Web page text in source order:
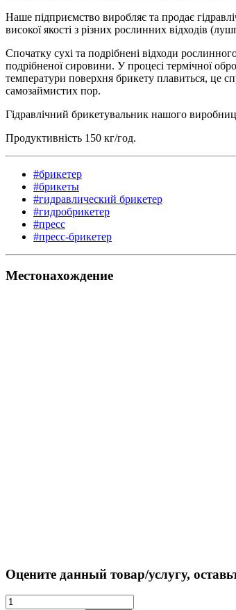
Наше підприємство виробляє та продає
високої якості з різних рослинних відходів
Спочатку сухі та подрібнені відходи
подрібненої сировини. У процесі термічної
температури поверхня брикету плавиться, це
самозаймистих пор.
Гідравлічний брикетувальник нашого
Продуктивність 150 кг/год.
#брикетер
#брикеты
#гидравлический брикетер
#гидробрикетер
#пресс
#пресс-брикетер
Местонахождение
Оцените данный товар/услугу,